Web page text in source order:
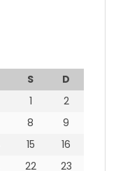
S
D
1
2
8
9
15
16
22
23